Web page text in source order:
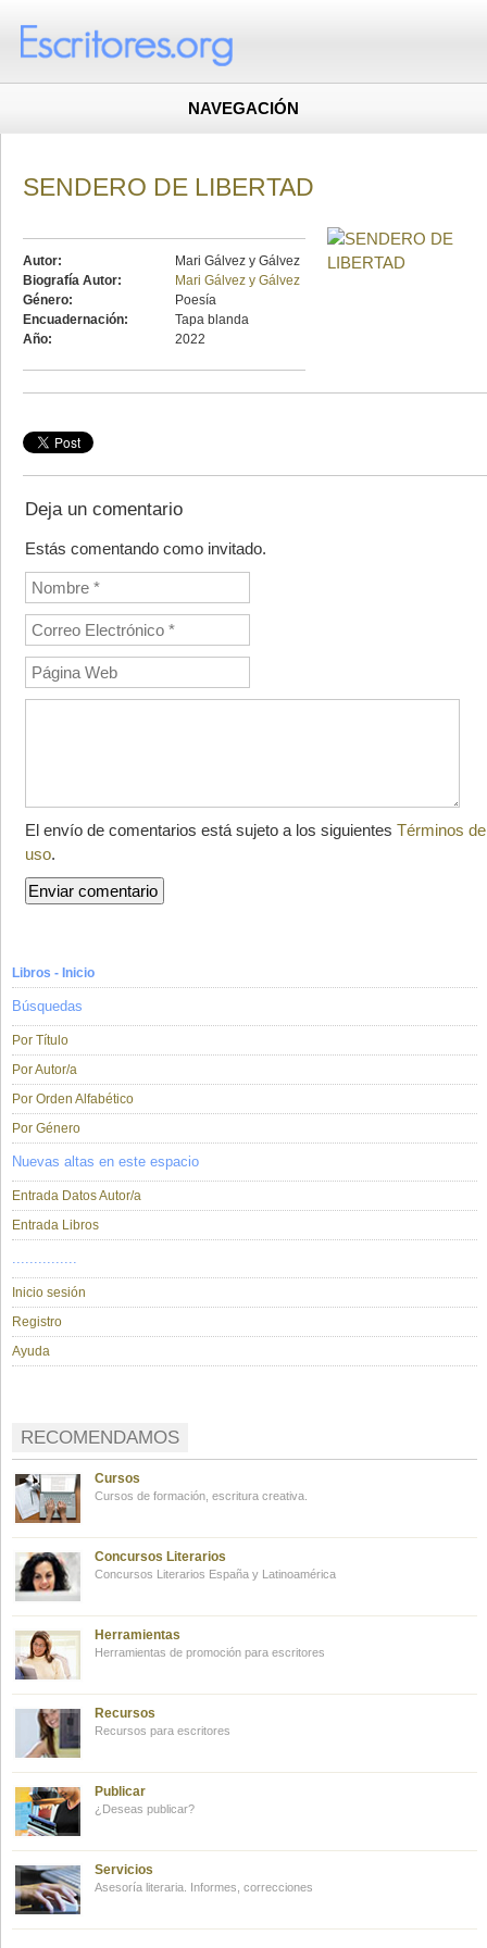
NAVEGACIÓN
SENDERO DE LIBERTAD
Autor:
Mari Gálvez y Gálvez
Biografía Autor:
Mari Gálvez y Gálvez
Género:
Poesía
Encuadernación:
Tapa blanda
Año:
2022
Deja un comentario
Estás comentando como invitado.
El envío de comentarios está sujeto a los siguientes Términos de
uso.
Libros - Inicio
Búsquedas
Por Título
Por Autor/a
Por Orden Alfabético
Por Género
Nuevas altas en este espacio
Entrada Datos Autor/a
Entrada Libros
...............
Inicio sesión
Registro
Ayuda
RECOMENDAMOS
Cursos
Cursos de formación, escritura creativa.
Concursos Literarios
Concursos Literarios España y Latinoamérica
Herramientas
Herramientas de promoción para escritores
Recursos
Recursos para escritores
Publicar
¿Deseas publicar?
Servicios
Asesoría literaria. Informes, correcciones